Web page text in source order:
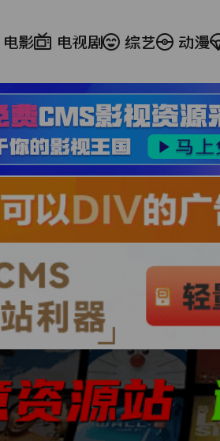
电影 电视剧 综艺 动漫